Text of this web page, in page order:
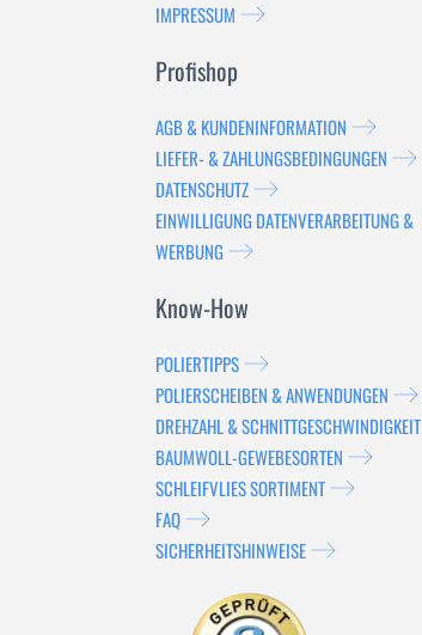
IMPRESSUM
Profishop
AGB & KUNDENINFORMATION
LIEFER- & ZAHLUNGSBEDINGUNGEN
DATENSCHUTZ
EINWILLIGUNG DATENVERARBEITUNG &
WERBUNG
Know-How
POLIERTIPPS
POLIERSCHEIBEN & ANWENDUNGEN
DREHZAHL & SCHNITTGESCHWINDIGKEIT
BAUMWOLL-GEWEBESORTEN
SCHLEIFVLIES SORTIMENT
FAQ
SICHERHEITSHINWEISE